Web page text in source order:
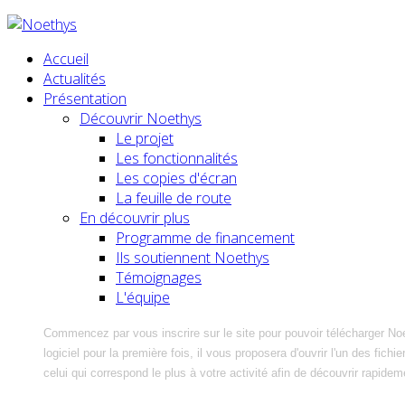
Accueil
Actualités
Présentation
Découvrir Noethys
Le projet
Les fonctionnalités
Les copies d'écran
La feuille de route
En découvrir plus
Programme de financement
Ils soutiennent Noethys
Témoignages
L'équipe
Commencez par vous inscrire sur le site pour pouvoir télécharger
logiciel pour la première fois, il vous proposera d'ouvrir l'un des
celui qui correspond le plus à votre activité afin de découvrir